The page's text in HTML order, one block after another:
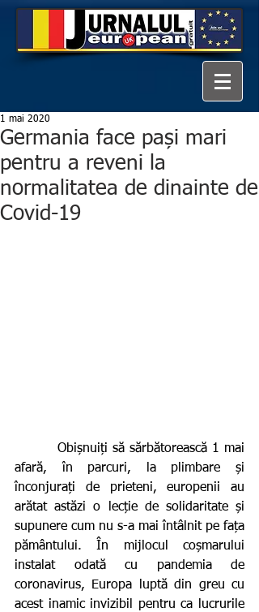
Germania face pași mari
pentru a reveni la
normalitatea de dinainte de
Covid-19
1 mai 2020
         Obișnuiți să sărbătorească 1 mai
afară, în parcuri, la plimbare și
înconjurați de prieteni, europenii au
arătat astăzi o lecție de solidaritate și
supunere cum nu s-a mai întâlnit pe fața
pământului. În mijlocul coșmarului
instalat odată cu pandemia de
coronavirus, Europa luptă din greu cu
acest inamic invizibil pentru ca lucrurile